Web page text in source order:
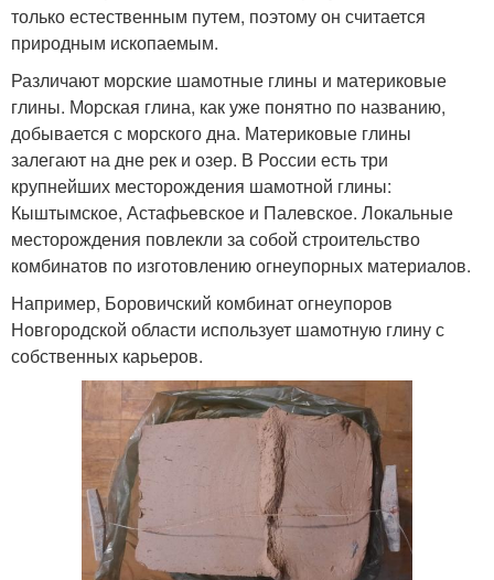
только естественным путем, поэтому он считается
природным ископаемым.
Различают морские шамотные глины и материковые
глины. Морская глина, как уже понятно по названию,
добывается с морского дна. Материковые глины
залегают на дне рек и озер. В России есть три
крупнейших месторождения шамотной глины:
Кыштымское, Астафьевское и Палевское. Локальные
месторождения повлекли за собой строительство
комбинатов по изготовлению огнеупорных материалов.
Например, Боровичский комбинат огнеупоров
Новгородской области использует шамотную глину с
собственных карьеров.